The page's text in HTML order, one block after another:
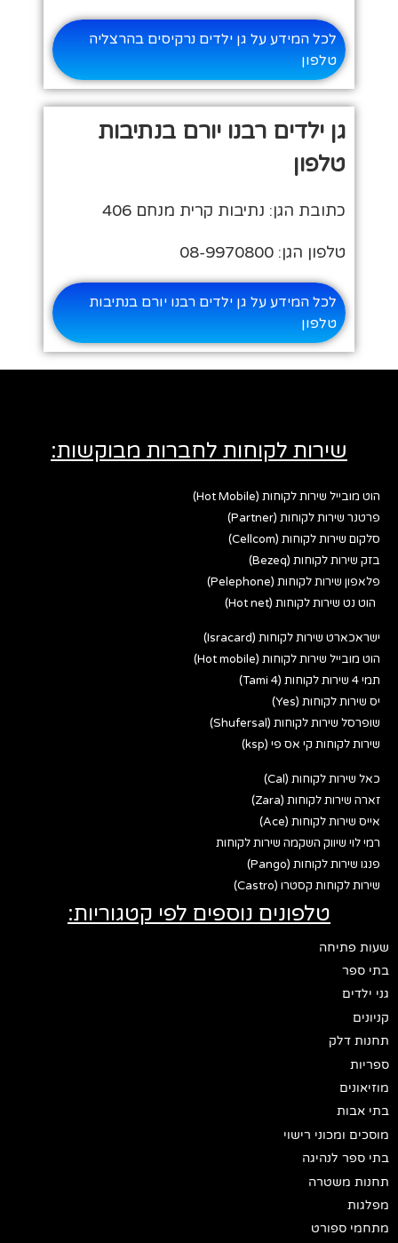
לכל המידע על גן ילדים נרקיסים בהרצליה
טלפון
גן ילדים רבנו יורם בנתיבות
טלפון
כתובת הגן: נתיבות קרית מנחם 406
טלפון הגן: 08-9970800
לכל המידע על גן ילדים רבנו יורם בנתיבות
טלפון
שירות לקוחות לחברות מבוקשות:
הוט מובייל שירות לקוחות (Hot Mobile)
פרטנר שירות לקוחות (Partner)
סלקום שירות לקוחות (Cellcom)
בזק שירות לקוחות (Bezeq)
פלאפון שירות לקוחות (Pelephone)
הוט נט שירות לקוחות (Hot net)
ישראכארט שירות לקוחות (Isracard)
הוט מובייל שירות לקוחות (Hot mobile)
תמי 4 שירות לקוחות (Tami 4)
יס שירות לקוחות (Yes)
שופרסל שירות לקוחות (Shufersal)
שירות לקוחות קי אס פי (ksp)
כאל שירות לקוחות (Cal)
זארה שירות לקוחות (Zara)
אייס שירות לקוחות (Ace)
רמי לוי שיווק השקמה שירות לקוחות
פנגו שירות לקוחות (Pango)
שירות לקוחות קסטרו (Castro)
טלפונים נוספים לפי קטגוריות:
שעות פתיחה
בתי ספר
גני ילדים
קניונים
תחנות דלק
ספריות
מוזיאונים
בתי אבות
מוסכים ומכוני רישוי
בתי ספר לנהיגה
תחנות משטרה
מפלגות
מתחמי ספורט